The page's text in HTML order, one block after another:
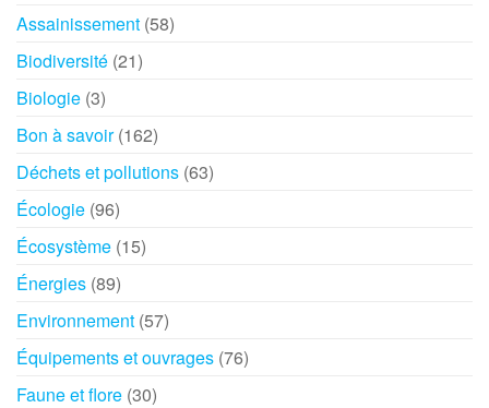
Assainissement (58)
Biodiversité (21)
Biologie (3)
Bon à savoir(162)
Déchets et pollutions (63)
Écologie (96)
Écosystème (15)
Énergies (89)
Environnement (57)
Équipements et ouvrages (76)
Faune et flore (30)